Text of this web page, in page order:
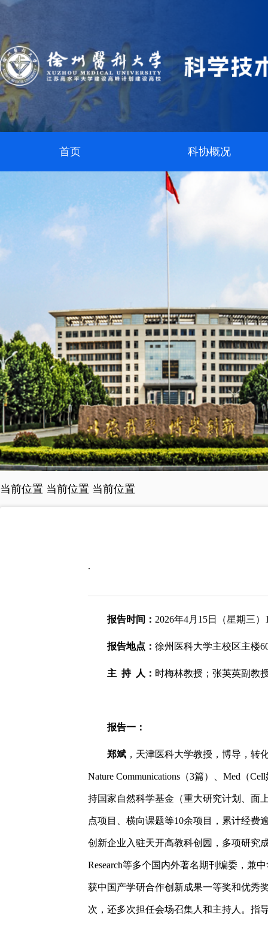
首页 科协概况
当前位置 当前位置 当前位置
.
报告时间： 2026年4月15日（星期三）
报告地点： 徐州医科大学主校区主楼
主 持 人： 时梅林教授；张英英副教
报告一：
郑斌 ，天津医科大学教授，博导，转
Nature Communications（3篇）、Med（
持国家自然科学基金（重大研究计划、面
点项目、横向课题等10余项目，累计经费
创新企业入驻天开高教科创园，多项研究
Research等多个国内外著名期刊编委，兼
获中国产学研合作创新成果一等奖和优秀
次，还多次担任会场召集人和主持人。指